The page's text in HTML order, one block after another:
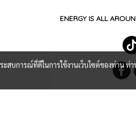
ENERGY IS ALL
สบการณ์ที่ดีในการใช้งานเว็บไซต์ของท่าน ท่